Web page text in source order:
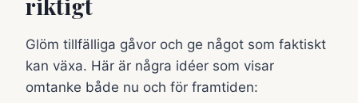
riktigt
Glöm tillfälliga gåvor och ge något som faktiskt
kan växa. Här är några idéer som visar
omtanke både nu och för framtiden: